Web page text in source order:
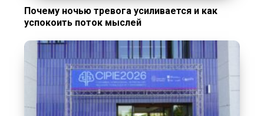
Почему ночью тревога усиливается и как
успокоить поток мыслей